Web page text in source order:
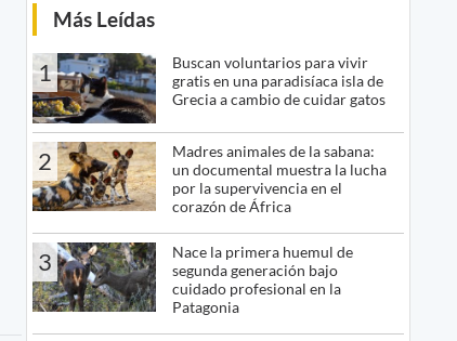
Más Leídas
1
Buscan voluntarios para vivir
gratis en una paradisíaca isla de
Grecia a cambio de cuidar gatos
2
Madres animales de la sabana:
un documental muestra la lucha
por la supervivencia en el
corazón de África
3
Nace la primera huemul de
segunda generación bajo
cuidado profesional en la
Patagonia